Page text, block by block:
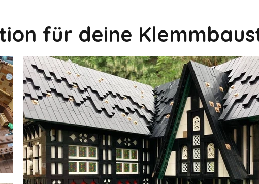
für deine